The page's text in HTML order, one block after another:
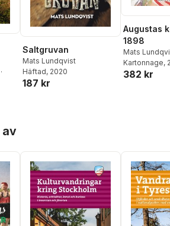
antal röster:
Saltgruvan
Mats Lundqvist
Häftad, 2020
187 kr
Augustas
1898
Mats
Kartonnage,
382 kr
av